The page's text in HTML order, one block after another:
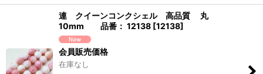
連 クイーンコンクシェル 高品質 丸
10mm 品番： 12138 [12138]
会員販売価格
在庫なし